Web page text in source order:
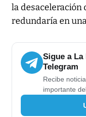
la desaceleración
redundaría en
Sigue a La
Telegram
Recibe
importante